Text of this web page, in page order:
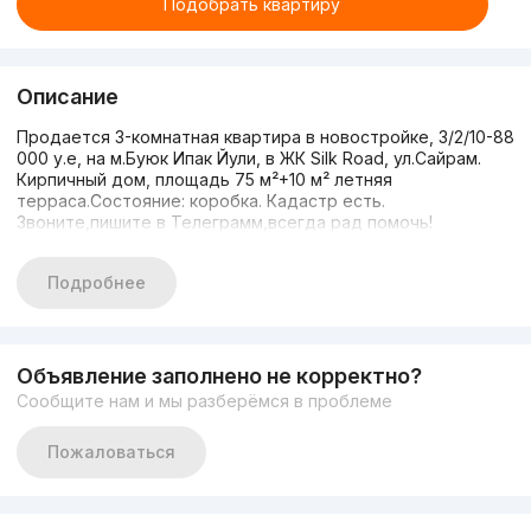
Подобрать квартиру
Описание
Продается 3-комнатная квартира в новостройке, 3/2/10-88
000 у.е, на м.Буюк Ипак Йули, в ЖК Silk Road, ул.Сайрам.
Кирпичный дом, площадь 75 м²+10 м² летняя
терраса.Состояние: коробка. Кадастр есть.
Звоните,пишите в Телеграмм,всегда рад помочь!
Подробнее
Объявление заполнено не корректно?
Сообщите нам и мы разберёмся в проблеме
Пожаловаться